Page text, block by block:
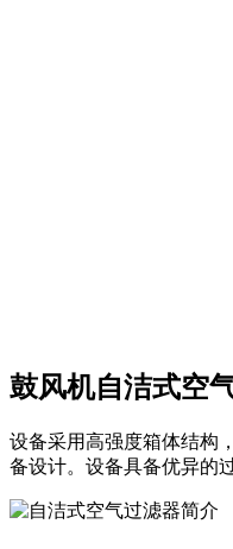
鼓风机自洁式空
设备采用高强度箱体结构
备设计。设备具备优异的